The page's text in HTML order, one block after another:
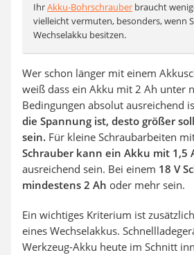
IhrAkku-Bohrschrauber braucht
vielleicht vermuten, besonders, wenn
Wechselakku besitzen.
Wer schon länger mit einem
weiß dass ein Akku mit 2 Ah unter
Bedingungen absolut ausreichend
die Spannung ist, desto größer
sein. Für kleine Schraubarbeiten
Schrauber kann ein Akku mit 1,5
ausreichend sein. Bei einem 18 V
mindestens 2 Ah oder mehr sein.
Ein wichtiges Kriterium ist
eines Wechselakkus.
Werkzeug-Akku heute im Schnitt